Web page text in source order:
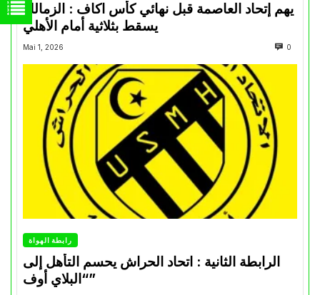
يهم إتحاد العاصمة قبل نهائي كأس اكاف : الزمالك
Mai 1, 2026 0
رابطة الهواة
الرابطة الثانية : اتحاد الحراش يحسم التأهل إلى
“البلاي أوف”